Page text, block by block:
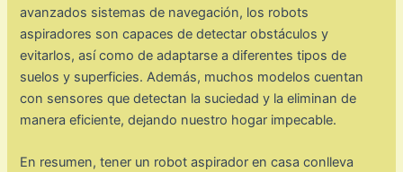
avanzados sistemas de navegación, los robots
aspiradores son capaces de detectar obstáculos y
evitarlos, así como de adaptarse a diferentes tipos de
suelos y superficies. Además, muchos modelos cuentan
con sensores que detectan la suciedad y la eliminan de
manera eficiente, dejando nuestro hogar impecable.
En resumen, tener un robot aspirador en casa conlleva